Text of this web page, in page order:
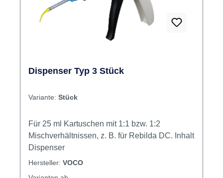
Dispenser Typ 3 Stück
Variante: Stück
Für 25 ml Kartuschen mit 1:1 bzw. 1:2
Mischverhältnissen, z. B. für Rebilda DC. Inhalt
Dispenser
Hersteller: VOCO